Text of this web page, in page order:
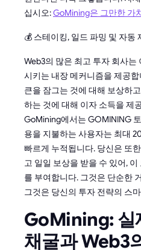
십시오:GoMining은 그만한 가
💰 스테이킹, 일드 파밍 및 자동
Web3의 많은 최고 투자 회사
시키는 내장 메커니즘을 제공
큰을 잠그는 것에 대해 보상하
하는 것에 대해 이자 소득을 제
GoMining에서는 GOMINING
용을 지불하는 사용자는 최대
빠르게 누적됩니다. 당신은 또
고 일일 보상을 받을 수 있어,
를 부여합니다. 그것은 단순한
그것은 당신의 투자 전략의 스
GoMining: 실
채굴과 Web3